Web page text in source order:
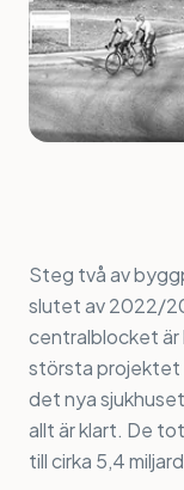
Steg två av
slutet av 2022/
centralblocket
största projektet
det nya
allt är klart. De
till cirka 5,4